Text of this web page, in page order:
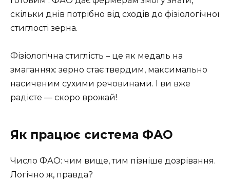
скільки днів потрібно від сходів до фізіологічної
стиглості зерна.
Фізіологічна стиглість – це як медаль на
змаганнях: зерно стає твердим, максимально
насиченим сухими речовинами. І ви вже
радієте — скоро врожай!
Як працює система ФАО
Число ФАО: чим вище, тим пізніше дозрівання.
Логічно ж, правда?